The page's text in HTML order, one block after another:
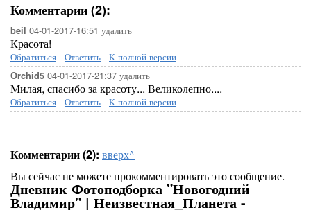
Комментарии (2):
beil 04-01-2017-16:51 удалить
Красота!
Обратиться - Ответить - К полной версии
Orchid5 04-01-2017-21:37 удалить
Милая, спасибо за красоту... Великолепно....
Обратиться - Ответить - К полной версии
Комментарии (2): вверх^
Вы сейчас не можете прокомментировать это сообщение.
Дневник Фотоподборка "Новогодний
Владимир" | Неизвестная_Планета -